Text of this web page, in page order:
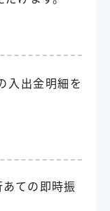
入出金明細を
ての即時振